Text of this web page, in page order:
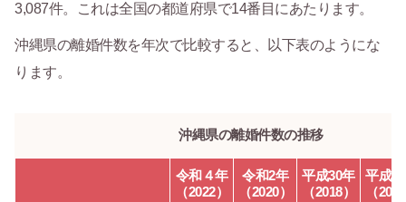
3,087件。これは全国の都道府県で14番目にあたります。
沖縄県の離婚件数を年次で比較すると、以下表のようにな
ります。
沖縄県の離婚件数の推移
令和４年
（2022）
令和2年
（2020）
平成30年
（2018）
平成
（